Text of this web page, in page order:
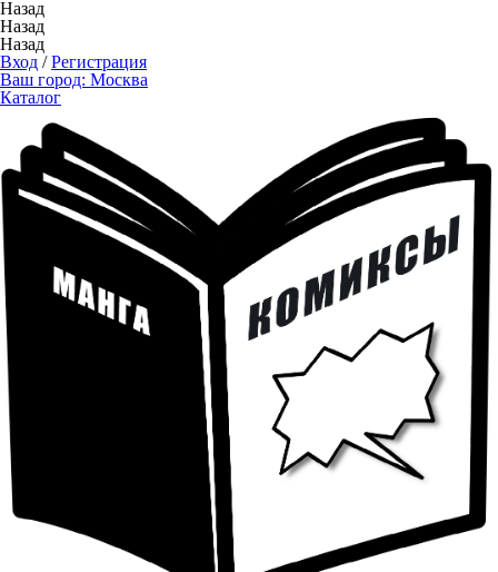
Назад
Назад
Назад
Вход /Регистрация
Ваш город: Москва
Каталог